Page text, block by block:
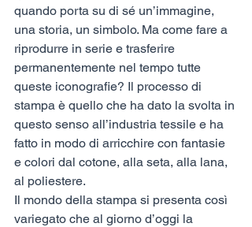
quando porta su di sé un’immagine,
una storia, un simbolo. Ma come fare a
riprodurre in serie e trasferire
permanentemente nel tempo tutte
queste iconografie? Il processo di
stampa è quello che ha dato la svolta in
questo senso all’industria tessile e ha
fatto in modo di arricchire con fantasie
e colori dal cotone, alla seta, alla lana,
al poliestere.
Il mondo della stampa si presenta così
variegato che al giorno d’oggi la